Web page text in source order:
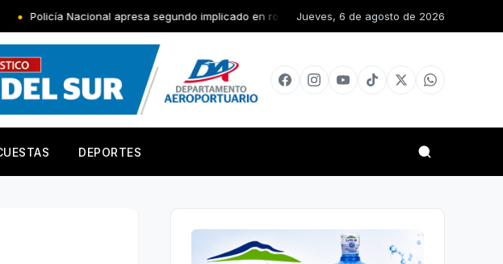
apresa segundo implicado en robo de RD$15 mil y mercancías de una vivienda en San Juan
Jueves, 6 de agosto de 2026
DEPORTES